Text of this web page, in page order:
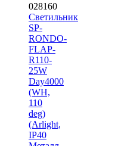
028160
Светильник
SP-
RONDO-
FLAP-
R110-
25W
Day4000
(WH,
110
deg)
(Arlight,
IP40